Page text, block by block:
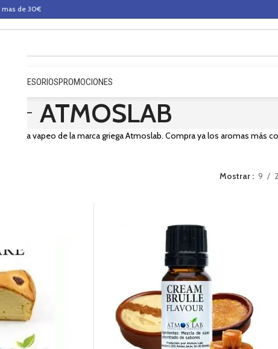
mas de 30€
ACCESORIOSPROMOCIONES
ATMOSLAB
para vapeo de la marca griega Atmoslab. Compra ya los aromas más
Mostrar 9